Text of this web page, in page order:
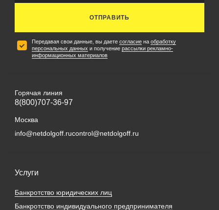
ОТПРАВИТЬ
Передавая свои данные, вы даете согласие на обработку
персональных данных и получение рассылки рекламно-
информационных материалов
Услуги
Банкротство юридических лиц
Банкротство индивидуального предпринимателя
Горячая линия
8(800)707-36-97
Москва
info@netdolgoff.rucontrol@netdolgoff.ru